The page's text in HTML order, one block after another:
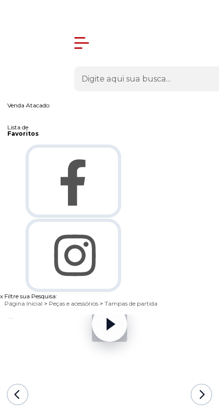
Venda Atacado
Lista de
Favoritos
x Filtre sua Pesquisa:
Página Inicial > Peças e acessórios > Tampas de partida